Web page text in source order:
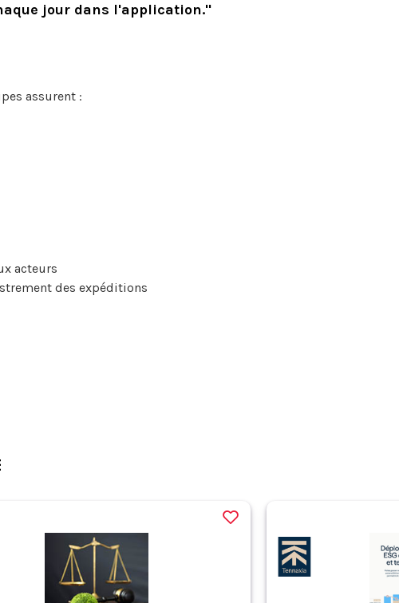
jour dans l'application."
assurent :
acteurs
des expéditions